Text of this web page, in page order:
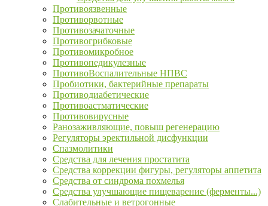
Противоязвенные
Противорвотные
Противозачаточные
Противогрибковые
Противомикробное
Противопедикулезные
ПротивоВоспалительные НПВС
Пробиотики, бактерийные препараты
Противодиабетические
Противоастматические
Противовирусные
Ранозаживляющие, повыш регенерацию
Регуляторы эректильной дисфункции
Спазмолитики
Средства для лечения простатита
Средства коррекции фигуры, регуляторы аппетита
Средства от синдрома похмелья
Средства улучшающие пищеварение (ферменты...)
Слабительные и ветрогонные